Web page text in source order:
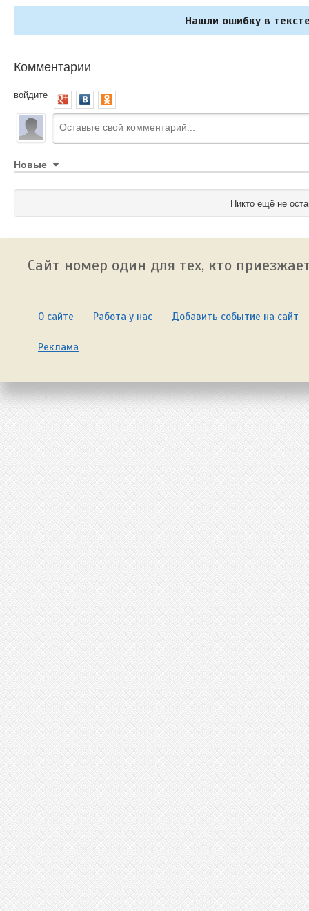
Нашли ошибку в
Комментарии
войдите
Новые
Никто ещё не
Сайт номер один для тех, кто
О сайте Работа у нас Добавить событие на сайт
Реклама